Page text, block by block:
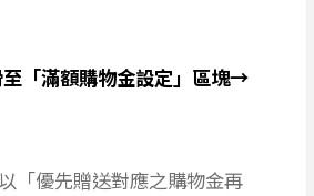
「滿額購物金設定」區塊→
「優先贈送對應之購物金再